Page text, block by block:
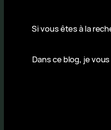
Si vous êtes à la
Dans ce blog, je